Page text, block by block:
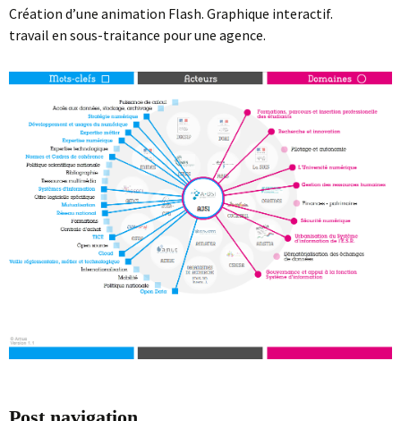
Création d’une animation Flash. Graphique interactif.
travail en sous-traitance pour une agence.